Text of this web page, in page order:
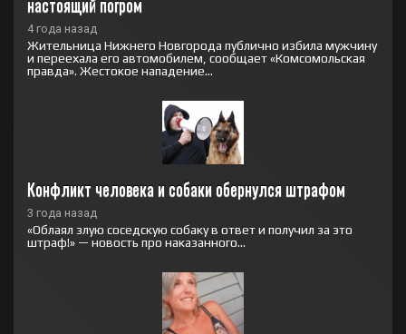
4 года назад
Жительница Нижнего Новгорода публично избила мужчину
и переехала его автомобилем, сообщает «Комсомольская
правда». Жестокое нападение...
Конфликт человека и собаки обернулся штрафом
3 года назад
«Облаял злую соседскую собаку в ответ и получил за это
штраф!» — новость про наказанного...